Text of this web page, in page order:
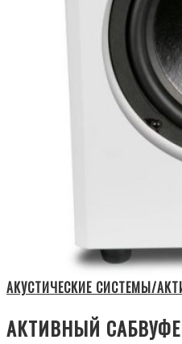
АКУСТИЧЕСКИЕ СИСТЕМЫ/
АКТИВНЫЙ